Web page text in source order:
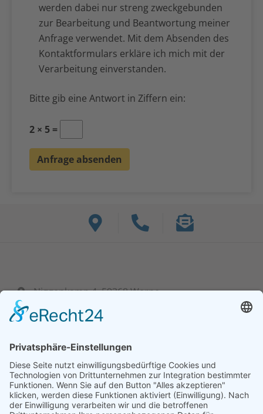
werden dabei nur streng zweckgebunden
zur Bearbeitung und Beantwortung meiner
Anfrage verwendet. Mit dem Absenden des
Kontaktformulars erkläre ich mich mit der
Verarbeitung einverstanden.
Bitte gib eine Antwort in Ziffern ein:
2 × 5 =
Niggenkamp 4, 59368 Werne
+ 49 (0) 23 89 95 39 60-0
Mo - Fr: 7:30 bis 15:00 Uhr
Unsere Lösungen